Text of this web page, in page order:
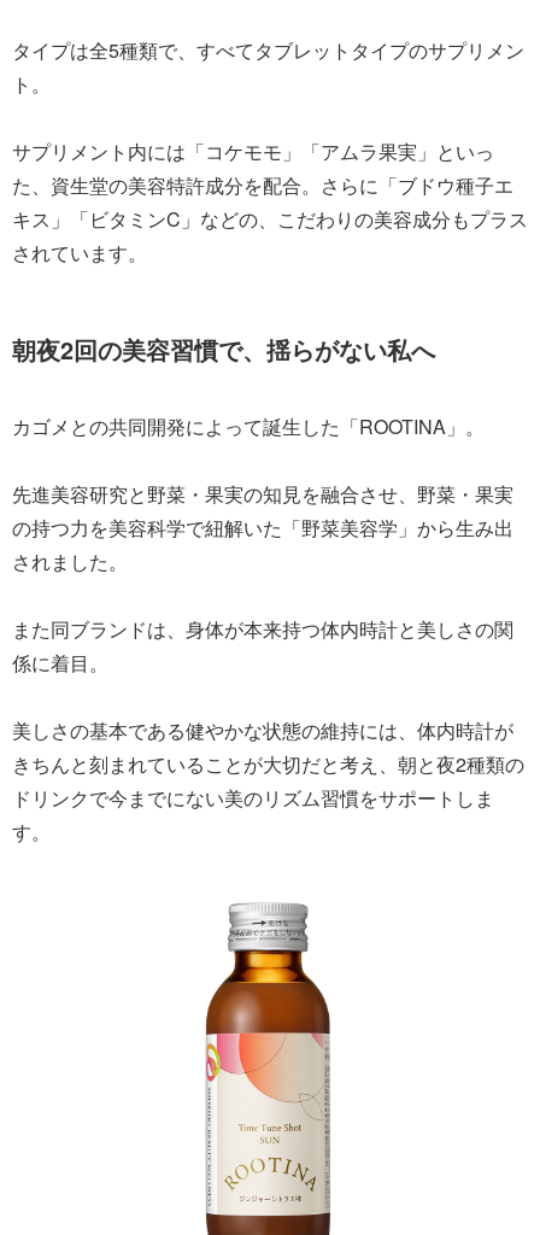
タイプは全5種類で、すべてタブレットタイプのサプリメン
ト。
サプリメント内には「コケモモ」「アムラ果実」といっ
た、資生堂の美容特許成分を配合。さらに「ブドウ種子エ
キス」「ビタミンC」などの、こだわりの美容成分もプラス
されています。
朝夜2回の美容習慣で、揺らがない私へ
カゴメとの共同開発によって誕生した「ROOTINA」。
先進美容研究と野菜・果実の知見を融合させ、野菜・果実
の持つ力を美容科学で紐解いた「野菜美容学」から生み出
されました。
また同ブランドは、身体が本来持つ体内時計と美しさの関
係に着目。
美しさの基本である健やかな状態の維持には、体内時計が
きちんと刻まれていることが大切だと考え、朝と夜2種類の
ドリンクで今までにない美のリズム習慣をサポートしま
す。